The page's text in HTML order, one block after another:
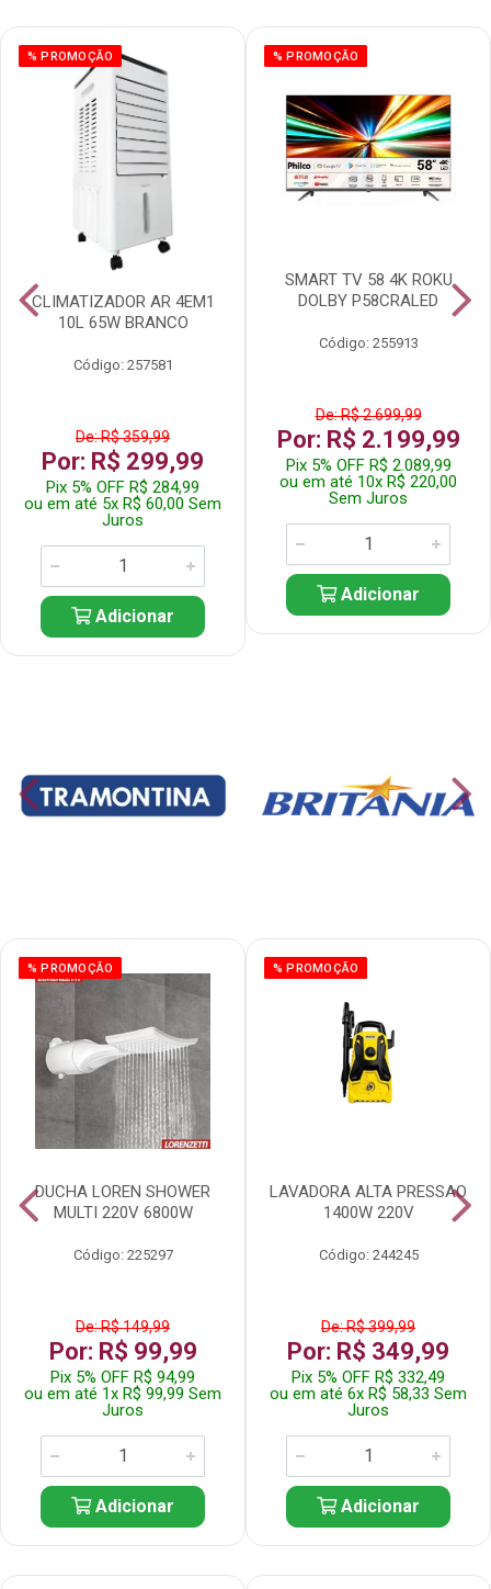
% PROMOÇÃO
CLIMATIZADOR AR 4EM1
10L 65W BRANCO
Código: 257581
De: R$ 359,99
Por: R$ 299,99
Pix 5% OFF R$ 284,99
ou em até 5x R$ 60,00 Sem
Juros
Adicionar
% PROMOÇÃO
SMART TV 58 4K ROKU
DOLBY P58CRALED
Código: 255913
De: R$ 2.699,99
Por: R$ 2.199,99
Pix 5% OFF R$ 2.089,99
ou em até 10x R$ 220,00
Sem Juros
Adicionar
% PROMOÇÃO
DUCHA LOREN SHOWER
MULTI 220V 6800W
Código: 225297
De: R$ 149,99
Por: R$ 99,99
Pix 5% OFF R$ 94,99
ou em até 1x R$ 99,99 Sem
Juros
Adicionar
% PROMOÇÃO
LAVADORA ALTA PRESSAO
1400W 220V
Código: 244245
De: R$ 399,99
Por: R$ 349,99
Pix 5% OFF R$ 332,49
ou em até 6x R$ 58,33 Sem
Juros
Adicionar